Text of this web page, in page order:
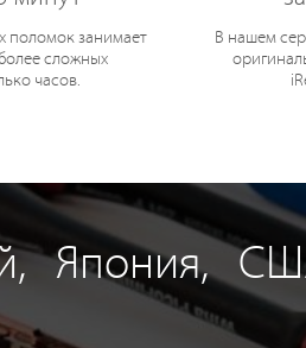
поломок занимает
сложных
часов.
В нашем
Япония,